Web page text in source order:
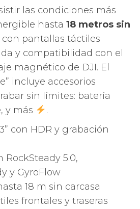
las condiciones más
hasta 18 metros sin
pantallas táctiles
y compatibilidad con el
magnético de DJI. El
incluye accesorios
sin límites: batería
y más
.
con HDR y grabación
RockSteady 5.0,
y GyroFlow
18 m sin carcasa
frontales y traseras